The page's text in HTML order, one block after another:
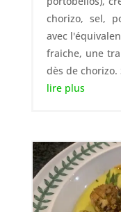
chorizo, sel,
avec
fraiche, une
dès de chorizo.
lire plus